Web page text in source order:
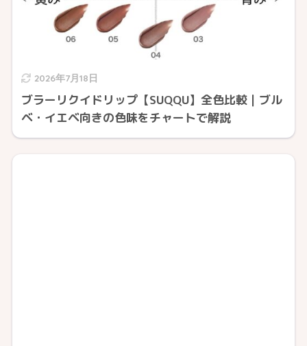
2026年7月18日
ブラーリクイドリップ【SUQQU】全色比較｜ブル
ベ・イエベ向きの色味をチャートで解説